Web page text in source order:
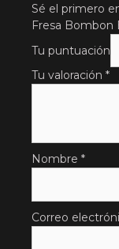
Sé el primero
Fresa Bombon
Tu puntuación
Tu valoración *
Nombre *
Correo